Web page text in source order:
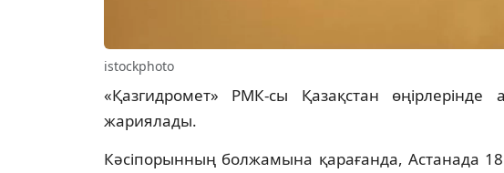
istockphoto
«Қазгидромет» РМК-сы Қазақстан
жариялады.
Кәсіпорынның болжамына қарағанда, Астанада